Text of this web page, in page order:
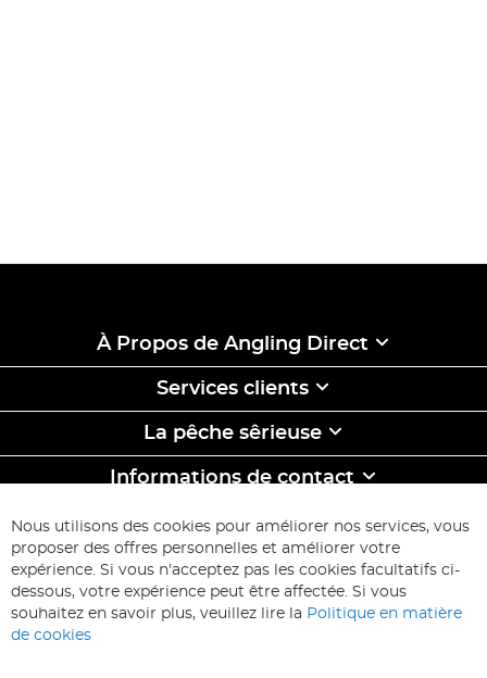
À Propos de Angling Direct
Services clients
La pêche sêrieuse
Informations de contact
ABONNEZ-VOUS & ECONOMISEZ
Inscription
à
d’information
:
Inscription
Nous utilisons des cookies pour améliorer nos services, vous
proposer des offres personnelles et améliorer votre
expérience. Si vous n'acceptez pas les cookies facultatifs ci-
dessous, votre expérience peut être affectée. Si vous
souhaitez en savoir plus, veuillez lire la Politique en matière
de cookies